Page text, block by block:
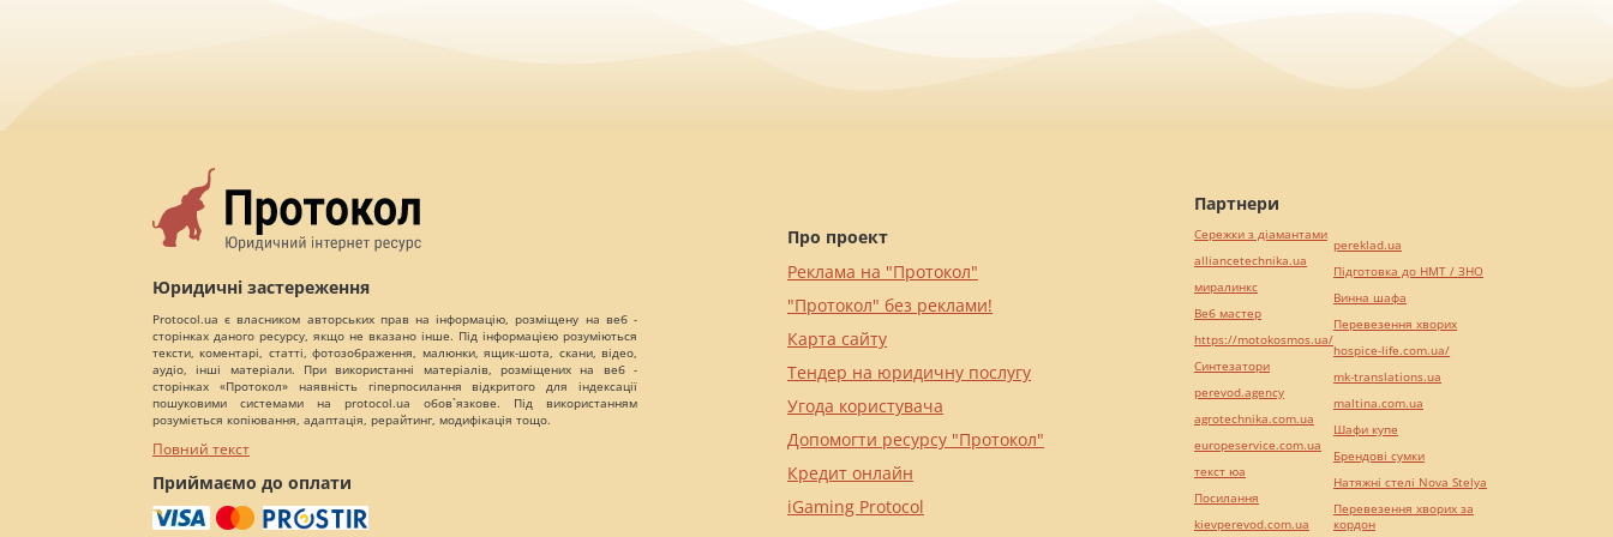
Юридичні застереження
Protocol.ua є власником авторських прав на інформацію, розміщену на веб -
сторінках даного ресурсу, якщо не вказано інше. Під інформацією розуміються
тексти, коментарі, статті, фотозображення, малюнки, ящик-шота, скани, відео,
аудіо, інші матеріали. При використанні матеріалів, розміщених на веб -
сторінках «Протокол» наявність гіперпосилання відкритого для індексації
пошуковими системами на protocol.ua обов`язкове. Під використанням
розуміється копіювання, адаптація, рерайтинг, модифікація тощо.
Повний текст
Приймаємо до оплати
Про проект
Реклама на "Протокол"
"Протокол" без реклами!
Карта сайту
Тендер на юридичну послугу
Угода користувача
Допомогти ресурсу "Протокол"
Кредит онлайн
iGaming Protocol
Партнери
Сережки з діамантами
alliancetechnika.ua
миралинкс
Веб мастер
https://motokosmos.ua/
Синтезатори
perevod.agency
agrotechnika.com.ua
europeservice.com.ua
текст юа
Посилання
kievperevod.com.ua
pereklad.ua
Підготовка до НМТ / ЗНО
Винна шафа
Перевезення хворих
hospice-life.com.ua/
mk-translations.ua
maltina.com.ua
Шафи купе
Брендові сумки
Натяжні стелі Nova Stelya
Перевезення хворих за
кордон